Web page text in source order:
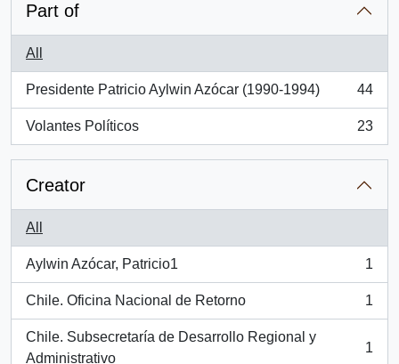
Part of
All
Presidente Patricio Aylwin Azócar (1990-1994)
, 44 results
44
Volantes Políticos
, 23 results
23
Creator
All
Aylwin Azócar, Patricio1
, 1 results
1
Chile. Oficina Nacional de Retorno
, 1 results
1
Chile. Subsecretaría de Desarrollo Regional y
Administrativo
, 1 results
1